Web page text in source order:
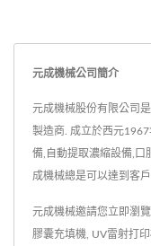
元成機械公司簡介
元成機械股份有限公司
製造商. 成立於西元
備,自動提取濃縮設備,口
成機械總是可以達到客
元成機械邀請您立即瀏
膠囊充填機 UV雷射打